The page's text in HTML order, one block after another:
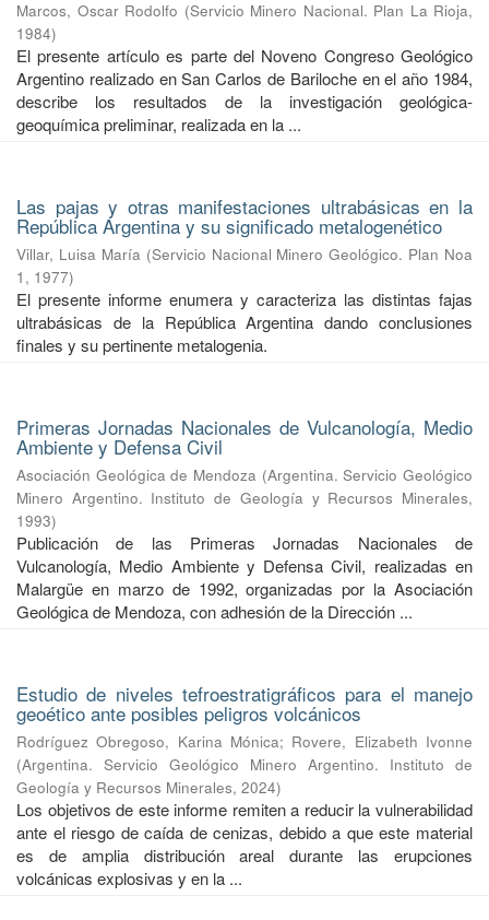
Marcos, Oscar Rodolfo (Servicio Minero Nacional. Plan La Rioja,
1984)
El presente artículo es parte del Noveno Congreso Geológico
Argentino realizado en San Carlos de Bariloche en el año 1984,
describe los resultados de la investigación geológica-
geoquímica preliminar, realizada en la ...
Las pajas y otras manifestaciones ultrabásicas en la
República Argentina y su significado metalogenético
Villar, Luisa María (Servicio Nacional Minero Geológico. Plan Noa
1 , 1977)
El presente informe enumera y caracteriza las distintas fajas
ultrabásicas de la República Argentina dando conclusiones
finales y su pertinente metalogenia.
Primeras Jornadas Nacionales de Vulcanología, Medio
Ambiente y Defensa Civil
Asociación Geológica de Mendoza (Argentina. Servicio Geológico
Minero Argentino. Instituto de Geología y Recursos Minerales,
1993)
Publicación de las Primeras Jornadas Nacionales de
Vulcanología, Medio Ambiente y Defensa Civil, realizadas en
Malargüe en marzo de 1992, organizadas por la Asociación
Geológica de Mendoza, con adhesión de la Dirección ...
Estudio de niveles tefroestratigráficos para el manejo
geoético ante posibles peligros volcánicos
Rodríguez Obregoso, Karina Mónica; Rovere, Elizabeth Ivonne
(Argentina. Servicio Geológico Minero Argentino. Instituto de
Geología y Recursos Minerales, 2024)
Los objetivos de este informe remiten a reducir la vulnerabilidad
ante el riesgo de caída de cenizas, debido a que este material
es de amplia distribución areal durante las erupciones
volcánicas explosivas y en la ...